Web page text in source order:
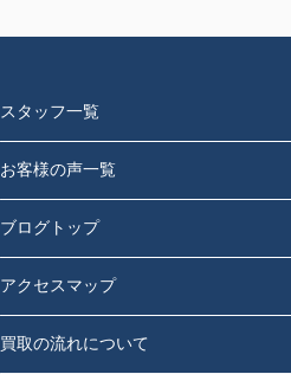
スタッフ一覧
お客様の声一覧
ブログトップ
アクセスマップ
買取の流れについて